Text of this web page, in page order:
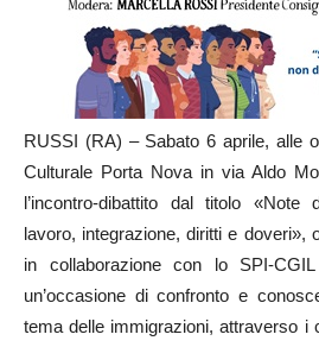
RUSSI (RA) – Sabato 6 aprile, alle
Culturale Porta Nova in via Aldo
l’incontro-dibattito dal titolo «Note
lavoro, integrazione, diritti e doveri»,
in collaborazione con lo SPI-
un’occasione di confronto e
tema delle immigrazioni, attraverso i